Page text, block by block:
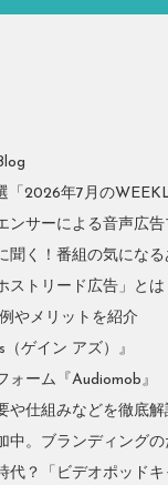
「2026年7月の
ンサーによる音声広
聞く！番組の気にな
ストリード広告」と
やメリットを紹介
ゲイン アズ）』
ーム『Audiomob』
や仕組みなどを徹底解
中。ブランディングの
代？「ビデオポッド